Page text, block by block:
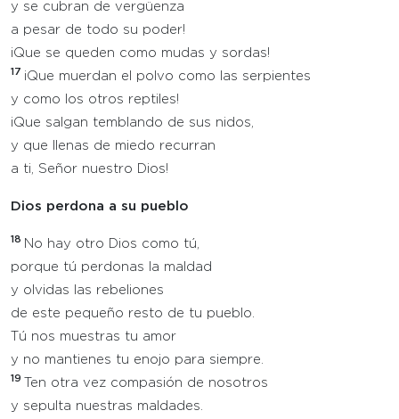
y se cubran de vergüenza
a pesar de todo su poder!
¡Que se queden como mudas y sordas!
17 ¡Que muerdan el polvo como las serpientes
y como los otros reptiles!
¡Que salgan temblando de sus nidos,
y que llenas de miedo recurran
a ti, Señor nuestro Dios!
Dios perdona a su pueblo
18 No hay otro Dios como tú,
porque tú perdonas la maldad
y olvidas las rebeliones
de este pequeño resto de tu pueblo.
Tú nos muestras tu amor
y no mantienes tu enojo para siempre.
19
Ten otra vez compasión de nosotros
y sepulta nuestras maldades.